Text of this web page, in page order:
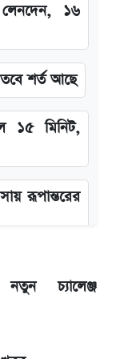
১৬
শর্ত আছে
১৫ মিনিট,
রূপান্তরের
জবাব
চ্যালেঞ্জ